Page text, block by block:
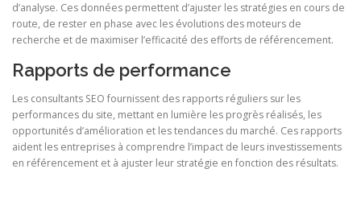
d’analyse. Ces données permettent d’ajuster les stratégies en cours de
route, de rester en phase avec les évolutions des moteurs de
recherche et de maximiser l’efficacité des efforts de référencement.
Rapports de performance
Les consultants SEO fournissent des rapports réguliers sur les
performances du site, mettant en lumière les progrès réalisés, les
opportunités d’amélioration et les tendances du marché. Ces rapports
aident les entreprises à comprendre l’impact de leurs investissements
en référencement et à ajuster leur stratégie en fonction des résultats.